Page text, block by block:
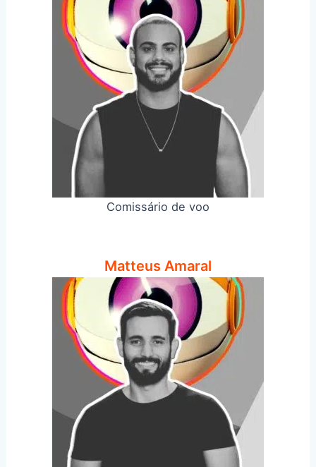
Comissário de voo
Matteus Amaral